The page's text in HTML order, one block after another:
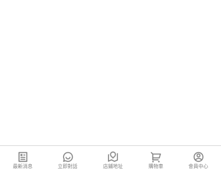
最新消息 立即對話 店鋪地址 購物車 會員中心